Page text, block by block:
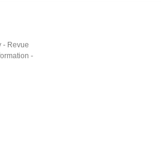
- Revue
-